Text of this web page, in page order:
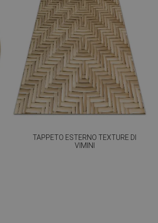
TAPPETO ESTERNO TEXTURE DI
VIMINI